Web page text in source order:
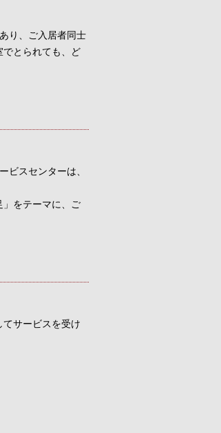
り、ご入居者同士
でとられても、ど
ビスセンターは、
」をテーマに、ご
サービスを受け